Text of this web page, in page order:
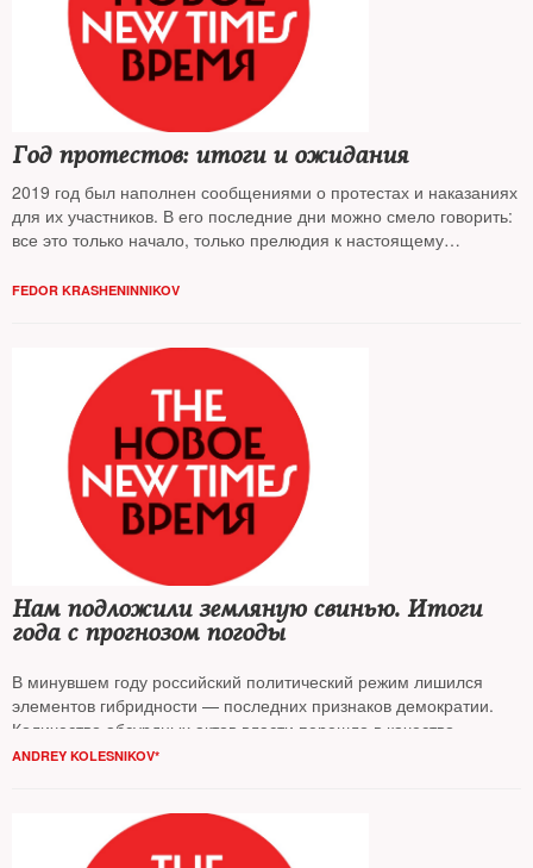
Год протестов: итоги и ожидания
2019 год был наполнен сообщениями о протестах и наказаниях
для их участников. В его последние дни можно смело говорить:
все это только начало, только прелюдия к настоящему
в стране, считает политолог
FEDOR KRASHENINNIKOV
Нам подложили земляную свинью. Итоги
года с прогнозом погоды
В минувшем году российский политический режим лишился
элементов гибридности — последних признаков демократии.
Количество абсурдных актов власти перешло в качество,
резюмирует публицист
ANDREY KOLESNIKOV*